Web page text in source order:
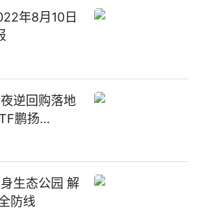
年8月10日
逆回购落地
鹏扬
涨
生态公园 解
防线